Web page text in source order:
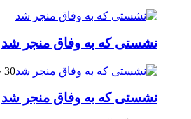
نشستی که به وفاق منجر شد
30 جولای 2026
نشستی که به وفاق منجر شد